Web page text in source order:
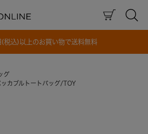
税込)以上のお買い物で送料無料
グ
カブルトートバッグ/TOY